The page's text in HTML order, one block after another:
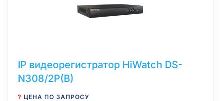
IP видеорегистратор HiWatch DS-
N308/2P(B)
? ЦЕНА ПО ЗАПРОСУ